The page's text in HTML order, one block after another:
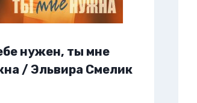
нужен, ты мне
/ Эльвира Смелик